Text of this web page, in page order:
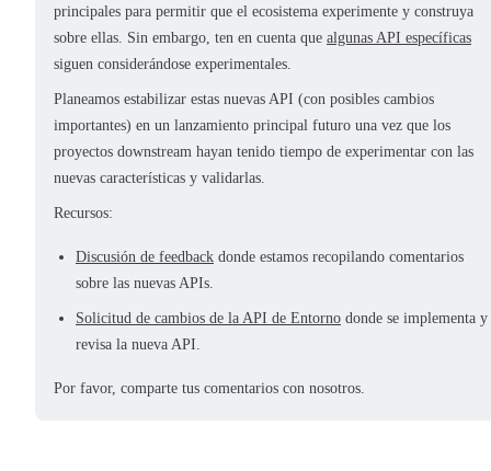
principales para permitir que el ecosistema experimente y construya
sobre ellas. Sin embargo, ten en cuenta que algunas API específicas
siguen considerándose experimentales.
Planeamos estabilizar estas nuevas API (con posibles cambios
importantes) en un lanzamiento principal futuro una vez que los
proyectos downstream hayan tenido tiempo de experimentar con las
nuevas características y validarlas.
Recursos:
Discusión de feedback donde estamos recopilando comentarios
sobre las nuevas APIs.
Solicitud de cambios de la API de Entorno donde se implementa y
revisa la nueva API.
Por favor, comparte tus comentarios con nosotros.